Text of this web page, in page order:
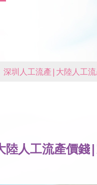
深圳人工流產|大陸人工
陸人工流產價錢